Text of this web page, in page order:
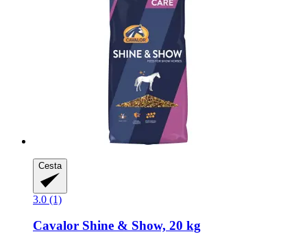
Cesta
3.0 (1)
Cavalor Shine & Show, 20 kg